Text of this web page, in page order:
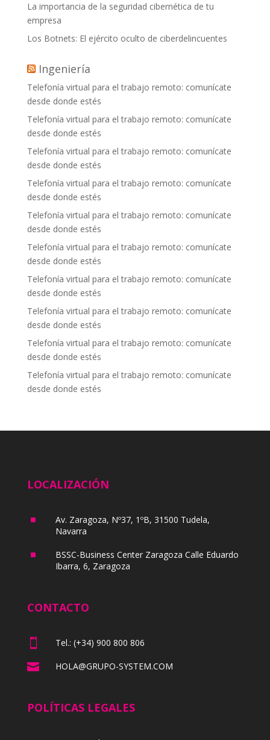
La importancia de la seguridad cibernética de tu
empresa
Los Botnets: El ejército oculto de ciberdelincuentes
Ingeniería
Telefonía virtual para el trabajo remoto: comunícate
desde donde estés
Telefonía virtual para el trabajo remoto: comunícate
desde donde estés
Telefonía virtual para el trabajo remoto: comunícate
desde donde estés
Telefonía virtual para el trabajo remoto: comunícate
desde donde estés
Telefonía virtual para el trabajo remoto: comunícate
desde donde estés
Telefonía virtual para el trabajo remoto: comunícate
desde donde estés
Telefonía virtual para el trabajo remoto: comunícate
desde donde estés
Telefonía virtual para el trabajo remoto: comunícate
desde donde estés
Telefonía virtual para el trabajo remoto: comunícate
desde donde estés
Telefonía virtual para el trabajo remoto: comunícate
desde donde estés
LOCALIZACIÓN
^
Av. Zaragoza, Nº37, 1ºB, 31500 Tudela,
Navarra
^
BSSC-Business Center Zaragoza Calle Eduardo
Ibarra, 6, Zaragoza
CONTACTO
 Tel.: (+34) 900 800 806
 HOLA@GRUPO-SYSTEM.COM
POLÍTICAS LEGALES